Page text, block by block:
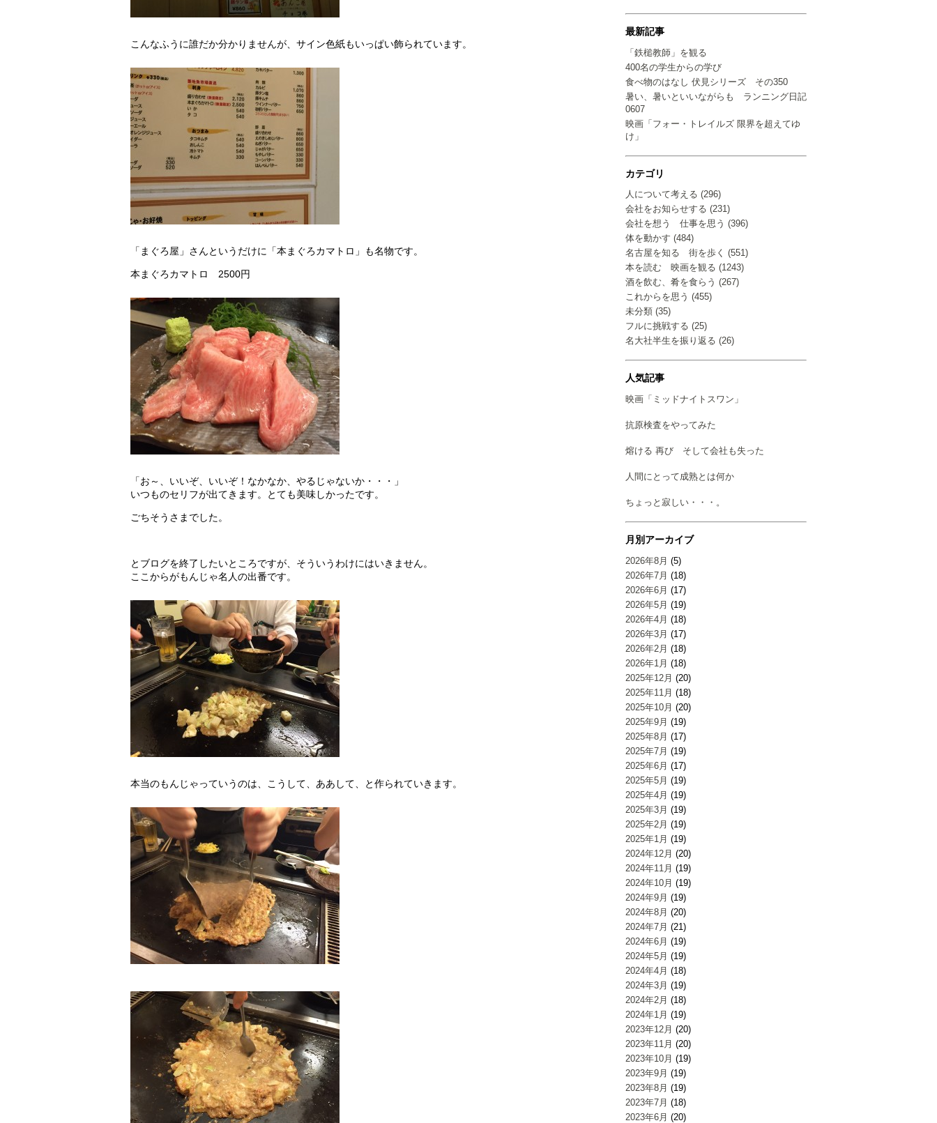
最新記事
「鉄槌教師」を観る
400名の学生からの学び
食べ物のはなし 伏見シリーズ その350
暑い、暑いといいながらも ランニング日記
0607
映画「フォー・トレイルズ 限界を超えてゆ
け」
カテゴリ
人について考える (296)
会社をお知らせする (231)
会社を想う 仕事を思う (396)
体を動かす (484)
名古屋を知る 街を歩く (551)
本を読む 映画を観る (1243)
酒を飲む、肴を食らう (267)
これからを思う (455)
未分類 (35)
フルに挑戦する (25)
名大社半生を振り返る (26)
人気記事
映画「ミッドナイトスワン」
抗原検査をやってみた
熔ける 再び そして会社も失った
人間にとって成熟とは何か
ちょっと寂しい・・・。
月別アーカイブ
2026年8月 (5)
2026年7月 (18)
2026年6月 (17)
2026年5月 (19)
2026年4月 (18)
2026年3月 (17)
2026年2月 (18)
2026年1月 (18)
2025年12月 (20)
2025年11月 (18)
2025年10月 (20)
2025年9月 (19)
2025年8月 (17)
2025年7月 (19)
2025年6月 (17)
2025年5月 (19)
2025年4月 (19)
2025年3月 (19)
2025年2月 (19)
2025年1月 (19)
2024年12月 (20)
2024年11月 (19)
2024年10月 (19)
2024年9月 (19)
2024年8月 (20)
2024年7月 (21)
2024年6月 (19)
2024年5月 (19)
2024年4月 (18)
2024年3月 (19)
2024年2月 (18)
2024年1月 (19)
2023年12月 (20)
2023年11月 (20)
2023年10月 (19)
2023年9月 (19)
2023年8月 (19)
2023年7月 (18)
2023年6月 (20)
こんなふうに誰だか分かりませんが、サイン色紙もいっぱい飾られています。
「まぐろ屋」さんというだけに「本まぐろカマトロ」も名物です。
本まぐろカマトロ 2500円
「お～、いいぞ、いいぞ！なかなか、やるじゃないか・・・」
いつものセリフが出てきます。とても美味しかったです。
ごちそうさまでした。
とブログを終了したいところですが、そういうわけにはいきません。
ここからがもんじゃ名人の出番です。
本当のもんじゃっていうのは、こうして、ああして、と作られていきます。